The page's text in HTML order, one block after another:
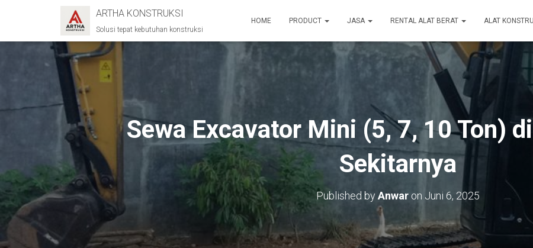
ARTHA KONSTRUKSI
Solusi tepat kebutuhan konstruksi
HOME PRODUCT JASA RENTAL ALAT BERAT ALAT
Sewa Excavator Mini (5, 7, 10 Ton)
Sekitarnya
Published byAnwar on Juni 6, 2025